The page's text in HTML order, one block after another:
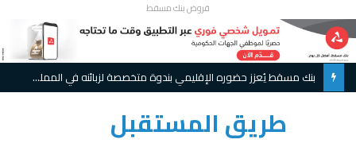
قروض بنك مسقط
بنك مسقط يُعزز حضوره الإقليمي بندوة متخصصة لزبائنه في المملكة العربية السعودية حول أسواق المال العالمة
طريق المستقبل